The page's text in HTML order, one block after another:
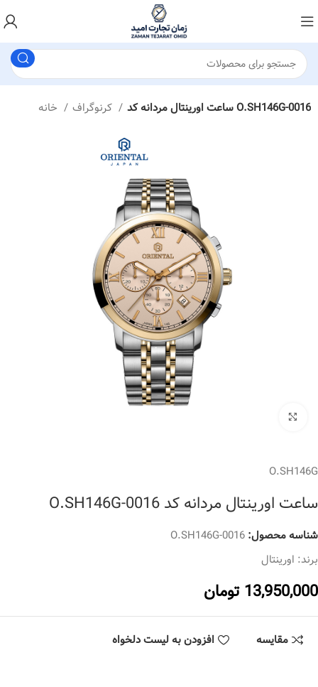
کرنوگراف ساعت اورینتال مردانه کد O.SH146G-0016
O.SH146G
ساعت اورینتال مردانه کد O.SH146G-0016
شناسه محصول:O.SH146G-0016
برند: اورینتال
13,950,000 تومان
مقایسه افزودن به لیست دلخواه